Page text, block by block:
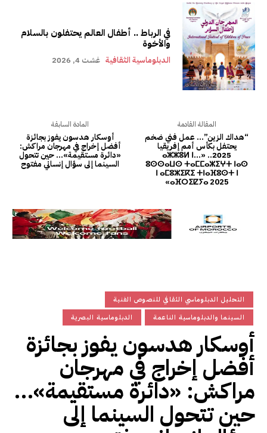
في الرباط .. أطفال العالم يحتفلون بالسلام
والأخوة
الدبلوماسية الثقافية غشت 4, 2026
المادة السابقة
أوسكار هدسون يفوز بجائزة
أفضل إخراج في مهرجان مراكش:
«دائرة مستقيمة»… حين تتحول
السينما إلى سؤال إنساني مفتوح
المقالة القادمة
“هداك الزين”… عمل فني ضخم
يحتفل بكأس أمم إفريقيا
2025.. «ⴰⵣⵣⵓⵍ ⵏ…
ⵓⵙⵙⴰⵡⵙ ⵜⴰⵎⵎⴰⵣⵉⵖⵜ ⵏⴰⵙ
ⵏ ⴰⵎⵓⵣⵉⴽⵉ ⵜⵏⴰⴼⵓⵙⵜ ⵏ
ⴰⴼⵔⵉⵇⵢⴰ 2025»